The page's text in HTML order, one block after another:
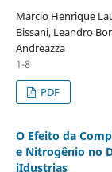
Marcio Henrique
Bissani, Leandro
Andreazza
1-8
PDF
O Efeito da
e Nitrogênio no
iIdustrias